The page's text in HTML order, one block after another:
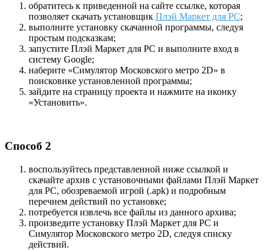
обратитесь к приведенной на сайте ссылке, которая
позволяет скачать установщик Плэй Маркет для PC;
выполните установку скачанной программы, следуя
простым подсказкам;
запустите Плэй Маркет для PC и выполните вход в
систему Google;
наберите «Симулятор Московского метро 2D» в
поисковике установленной программы;
зайдите на страницу проекта и нажмите на иконку
«Установить».
Способ 2
воспользуйтесь представленной ниже ссылкой и
скачайте архив с установочными файлами Плэй Маркет
для PC, обозреваемой игрой (.apk) и подробным
перечнем действий по установке;
потребуется извлечь все файлы из данного архива;
произведите установку Плэй Маркет для PC и
Симулятор Московского метро 2D, следуя списку
действий.